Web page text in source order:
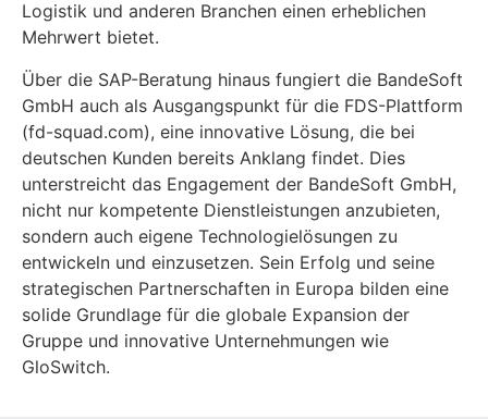
Logistik und anderen Branchen einen erheblichen
Mehrwert bietet.
Über die SAP-Beratung hinaus fungiert die BandeSoft
GmbH auch als Ausgangspunkt für die FDS-Plattform
(fd-squad.com), eine innovative Lösung, die bei
deutschen Kunden bereits Anklang findet. Dies
unterstreicht das Engagement der BandeSoft GmbH,
nicht nur kompetente Dienstleistungen anzubieten,
sondern auch eigene Technologielösungen zu
entwickeln und einzusetzen. Sein Erfolg und seine
strategischen Partnerschaften in Europa bilden eine
solide Grundlage für die globale Expansion der
Gruppe und innovative Unternehmungen wie
GloSwitch.